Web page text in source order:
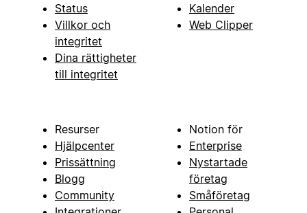
Status
Villkor och
integritet
Dina rättigheter
till integritet
Kalender
Web Clipper
Resurser
Hjälpcenter
Prissättning
Blogg
Community
Notion för
Enterprise
Nystartade
företag
Småföretag